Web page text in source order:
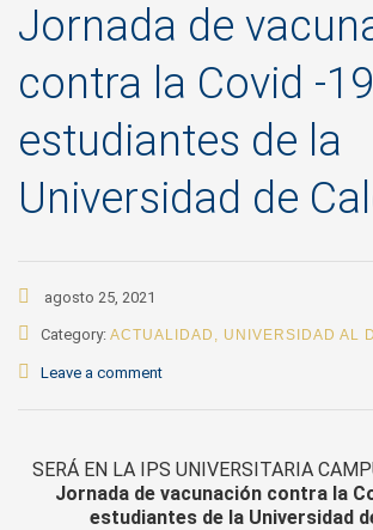
Jornada de
contra la Covid -
estudiantes de la
Universidad de
agosto 25, 2021
Category: ACTUALIDAD , UNIVERSIDAD AL
Leave a comment
SERÁ EN LA IPS UNIVERSITARIA
Jornada de vacunación contra la
estudiantes de la Universidad